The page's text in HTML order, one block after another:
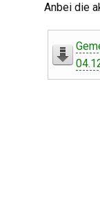
Anbei die